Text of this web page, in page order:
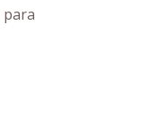
para